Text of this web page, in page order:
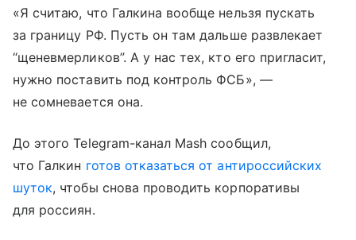
«Я считаю, что Галкина вообще нельзя пускать
за границу РФ. Пусть он там дальше развлекает
“щеневмерликов”. А у нас тех, кто его пригласит,
нужно поставить под контроль ФСБ», —
не сомневается она.
До этого Telegram-канал Mash сообщил,
что Галкин готов отказаться от антироссийских
шуток, чтобы снова проводить корпоративы
для россиян.